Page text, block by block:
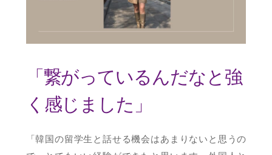
「繋がっているんだなと強
く感じました」
「韓国の留学生と話せる機会はあまりないと思うの